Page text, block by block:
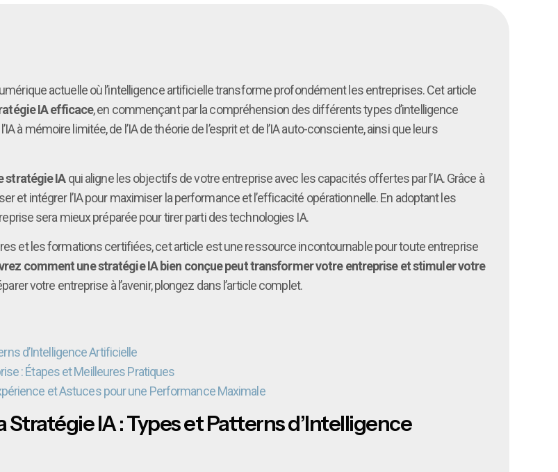
actuelle où l’intelligence artificielle transforme profondément les entreprises. Cet article
IA efficace, en commençant par la compréhension des différents types d’intelligence
à mémoire limitée, de l’IA de théorie de l’esprit et de l’IA auto-consciente, ainsi que leurs
stratégie IAqui aligne les objectifs de votre entreprise avec les capacités offertes par l’IA. Grâce à
et intégrer l’IA pour maximiser la performance et l’efficacité opérationnelle. En adoptant les
sera mieux préparée pour tirer parti des technologies IA.
et les formations certifiées, cet article est une ressource incontournable pour toute entreprise
comment une stratégie IA bien conçue peut transformer votre entreprise et stimuler votre
votre entreprise à l’avenir, plongez dans l’article complet.
d’Intelligence Artificielle
: Étapes et Meilleures Pratiques
et Astuces pour une Performance Maximale
IA : Types et Patterns d’Intelligence